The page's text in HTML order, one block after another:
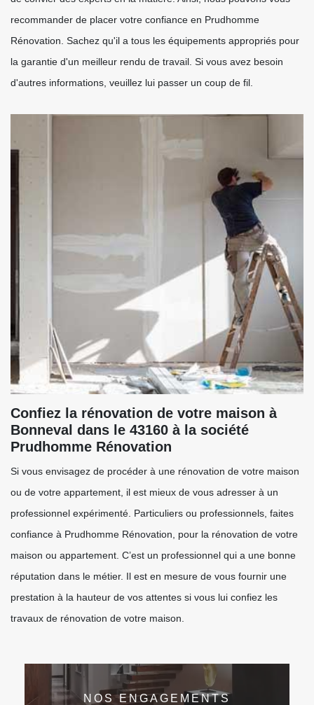
recommander de placer votre confiance en Prudhomme
Rénovation. Sachez qu'il a tous les équipements appropriés pour
la garantie d'un meilleur rendu de travail. Si vous avez besoin
d'autres informations, veuillez lui passer un coup de fil.
Confiez la rénovation de votre maison à
Bonneval dans le 43160 à la société
Prudhomme Rénovation
Si vous envisagez de procéder à une rénovation de votre maison
ou de votre appartement, il est mieux de vous adresser à un
professionnel expérimenté. Particuliers ou professionnels, faites
confiance à Prudhomme Rénovation, pour la rénovation de votre
maison ou appartement. C’est un professionnel qui a une bonne
réputation dans le métier. Il est en mesure de vous fournir une
prestation à la hauteur de vos attentes si vous lui confiez les
travaux de rénovation de votre maison.
NOS ENGAGEMENTS